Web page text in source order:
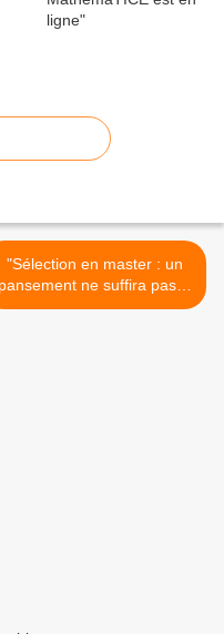
"Sélection en master : un
pansement ne suffira pas !"
(Communiqué de presse